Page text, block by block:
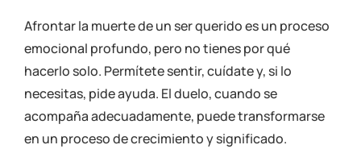
Afrontar la muerte de un ser querido es un proceso
emocional profundo, pero no tienes por qué
hacerlo solo. Permítete sentir, cuídate y, si lo
necesitas, pide ayuda. El duelo, cuando se
acompaña adecuadamente, puede transformarse
en un proceso de crecimiento y significado.